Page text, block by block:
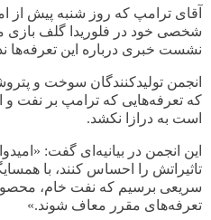
آقای ترامپ که روز شنبه پیش از
شخصی خود در فلوریدا گلف بازی
نشست خبری درباره این تعرفه‌ها
انجمن تولیدکنندگان سوخت و
که تعرفه‌هایی که ترامپ بر نفت و
است به درازا نکشد.
این انجمن در بیانیه‌ای گفت:
تاثیراتش را احساس کنند، با
سریعی برسیم که نفت خام،
تعرفه‌های مقرر معاف شوند.»